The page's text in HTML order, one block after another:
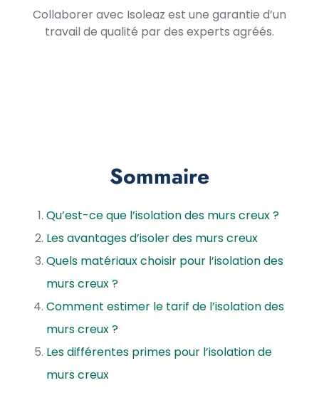
Collaborer avec Isoleaz est une garantie d’un
travail de qualité par des experts agréés.
Sommaire
Qu’est-ce que l’isolation des murs creux ?
Les avantages d’isoler des murs creux
Quels matériaux choisir pour l’isolation des
murs creux ?
Comment estimer le tarif de l’isolation des
murs creux ?
Les différentes primes pour l’isolation de
murs creux